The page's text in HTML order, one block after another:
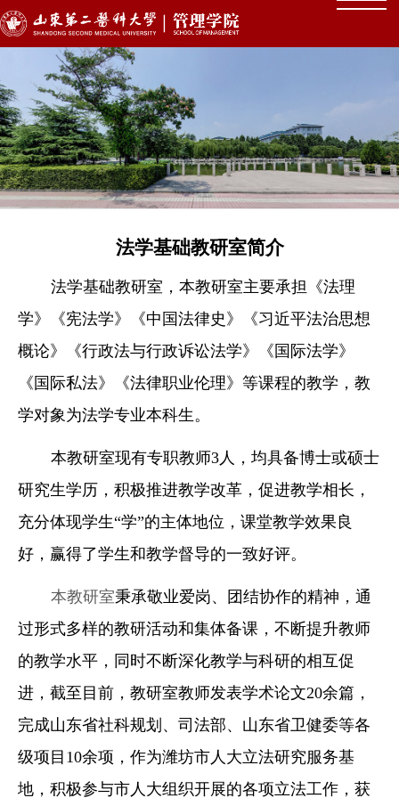
法学基础教研室简介
法学基础教研室，本教研室主要承担《法理
学》《宪法学》《中国法律史》《习近平法治思想
概论》《行政法与行政诉讼法学》《国际法学》
《国际私法》《法律职业伦理》等课程的教学，教
学对象为法学专业本科生。
本教研室现有专职教师3 人，均具备博士或硕士
研究生学历，积极推进教学改革，促进教学相长，
充分体现学生“学”的主体地位，课堂教学效果良
好，赢得了学生和教学督导的一致好评。
本教研室秉承敬业爱岗、团结协作的精神，通
过形式多样的教研活动和集体备课，不断提升教师
的教学水平，同时不断深化教学与科研的相互促
进，截至目前，教研室教师发表学术论文20余篇，
完成山东省社科规划、司法部、山东省卫健委等各
级项目 10余项，作为潍坊市人大立法研究服务基
地，积极参与市人大组织开展的各项立法工作，获